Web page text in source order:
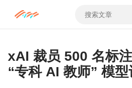
xAI 裁员 500 名标
“专科 AI 教师” 模